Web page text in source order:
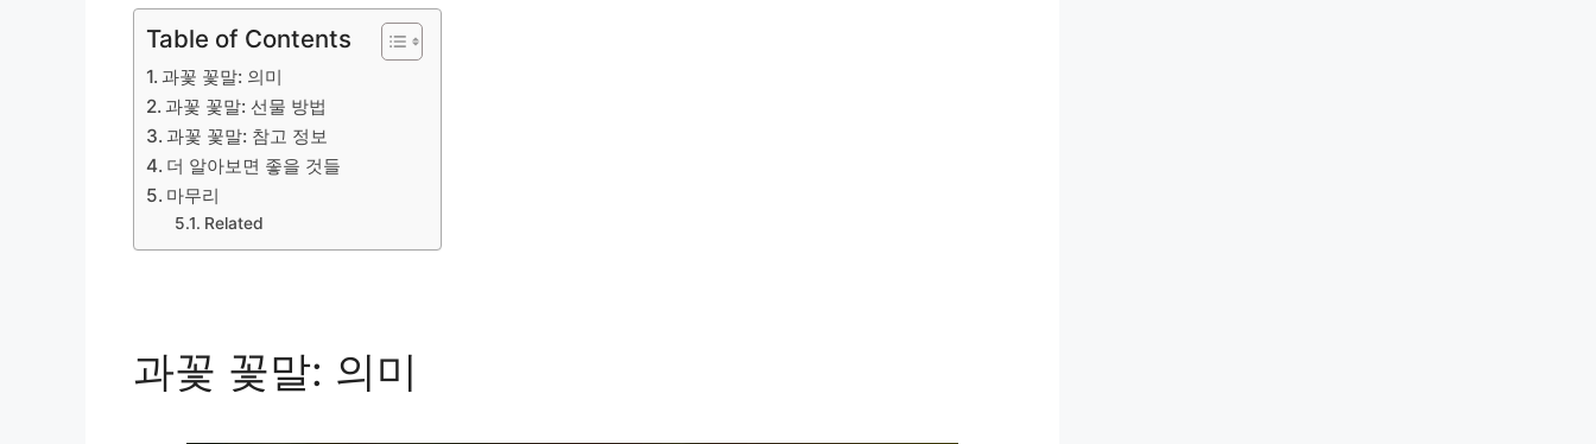
Table of Contents
과꽃 꽃말: 의미
과꽃 꽃말: 선물 방법
과꽃 꽃말: 참고 정보
더 알아보면 좋을 것들
마무리
Related
과꽃 꽃말: 의미